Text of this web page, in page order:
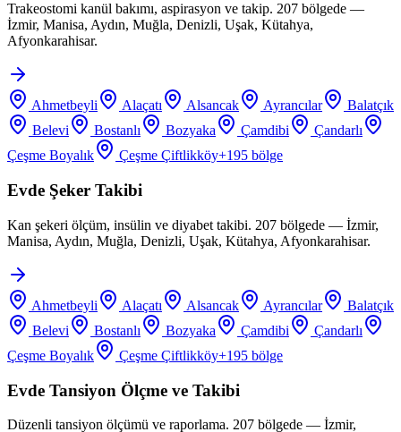
Trakeostomi kanül bakımı, aspirasyon ve takip. 207 bölgede —
İzmir, Manisa, Aydın, Muğla, Denizli, Uşak, Kütahya,
Afyonkarahisar.
Ahmetbeyli Alaçatı Alsancak Ayrancılar
Balatçık
Belevi
Bostanlı Bozyaka Çamdibi
Çandarlı
Çeşme Boyalık
Çeşme Çiftlikköy+195 bölge
Evde Şeker Takibi
Kan şekeri ölçüm, insülin ve diyabet takibi. 207 bölgede — İzmir,
Manisa, Aydın, Muğla, Denizli, Uşak, Kütahya, Afyonkarahisar.
Ahmetbeyli Alaçatı Alsancak Ayrancılar
Balatçık
Belevi
Bostanlı Bozyaka Çamdibi
Çandarlı
Çeşme Boyalık
Çeşme Çiftlikköy+195 bölge
Evde Tansiyon Ölçme ve Takibi
Düzenli tansiyon ölçümü ve raporlama. 207 bölgede — İzmir,